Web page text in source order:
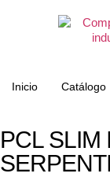
Inicio Catálogo
PCL SLIM